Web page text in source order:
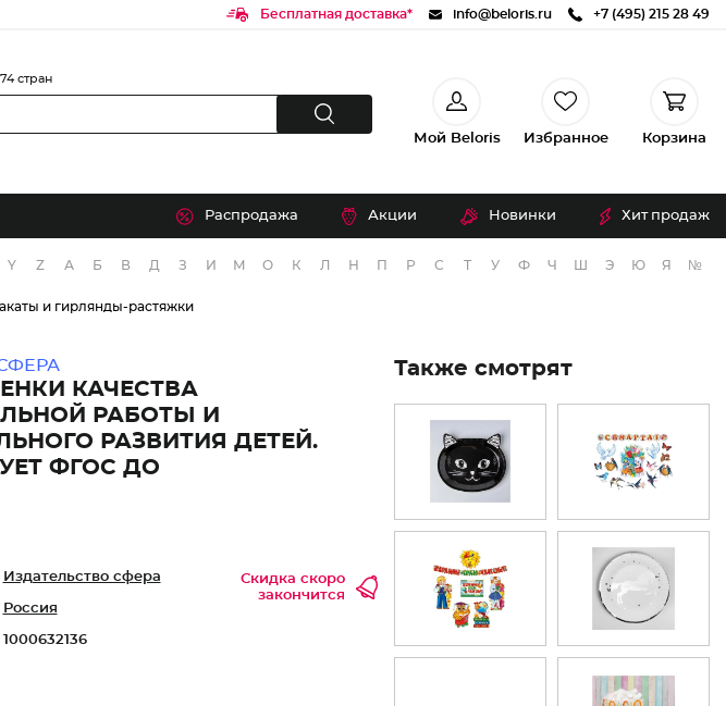
Бесплатная доставка* info@beloris.ru +7 (495) 215 28 49
стран
Мой Beloris Избранное Корзина
Распродажа Акции Новинки Хит продаж
Y Z А Б В Д З И М О К Л Н П Р С Т У Ф Ч Э Ю Я №
и гирлянды-растяжки
КАЧЕСТВА
РАБОТЫ И
РАЗВИТИЯ ДЕТЕЙ.
ФГОС ДО
Издательство сфера
Россия
1000632136
Скидка скоро
закончится
Также смотрят